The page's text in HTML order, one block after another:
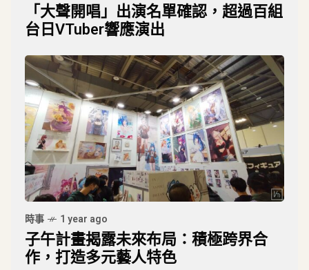
「大聲開唱」出演名單確認，超過百組
台日VTuber響應演出
時事 1 year ago
子午計畫揭露未來布局：積極跨界合
作，打造多元藝人特色